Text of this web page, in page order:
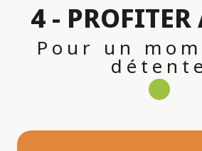
4 - PROFITER
Pour un
détente